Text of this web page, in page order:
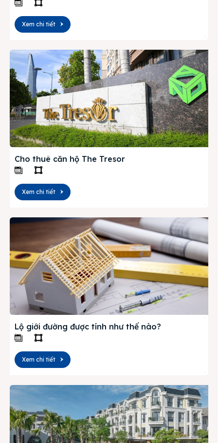
Xem chi tiết
Cho thuê căn hộ The Tresor
Xem chi tiết
Lộ giới đường được tính như thế nào?
Xem chi tiết